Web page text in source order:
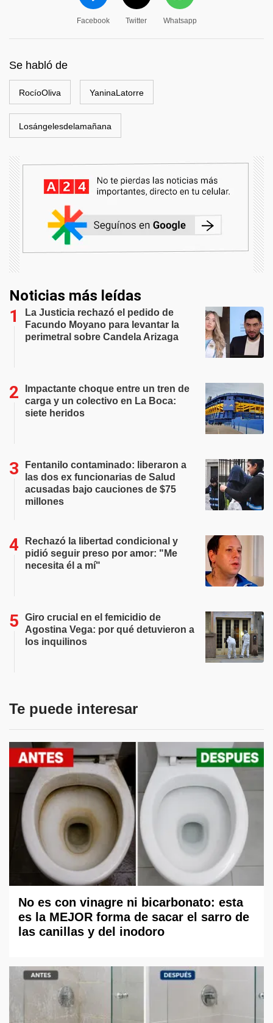
Facebook Twitter Whatsapp
Se habló de
RocíoOliva YaninaLatorre
Losángelesdelamañana
Noticias más leídas
La Justicia rechazó el pedido de
Facundo Moyano para levantar la
perimetral sobre Candela Arizaga
Impactante choque entre un tren de
carga y un colectivo en La Boca:
siete heridos
Fentanilo contaminado: liberaron a
las dos ex funcionarias de Salud
acusadas bajo cauciones de $75
millones
Rechazó la libertad condicional y
pidió seguir preso por amor: "Me
necesita él a mí"
Giro crucial en el femicidio de
Agostina Vega: por qué detuvieron a
los inquilinos
Te puede interesar
No es con vinagre ni bicarbonato: esta
es la MEJOR forma de sacar el sarro de
las canillas y del inodoro